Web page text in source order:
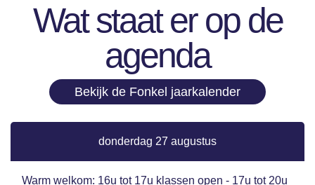
Wat staat er op de
agenda
Bekijk de Fonkel jaarkalender
donderdag 27 augustus
Warm welkom: 16u tot 17u klassen open - 17u tot 20u